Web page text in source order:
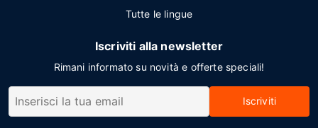
Tutte le lingue
Iscriviti alla newsletter
Rimani informato su novità e offerte speciali!
Iscriviti